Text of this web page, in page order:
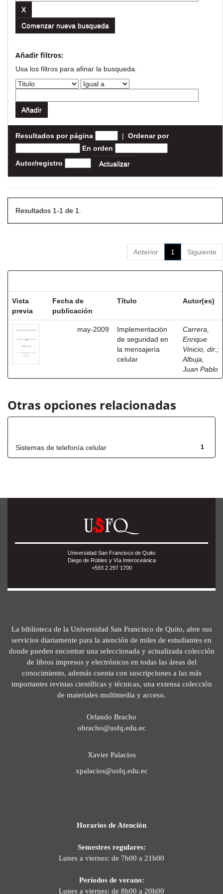
Comenzar nueva busqueda
Añadir filtros:
Usa los filtros para afinar la busqueda.
Resultados por página | Ordenar por
En orden
Autor/registro
Resultados 1-1 de 1.
Anterior 1 Siguiente
Vista
previa
Fecha de
publicación
Título Autor(es)
may-2009
Implementación
de seguridad en
la mensajería
celular
Carrera,
Enrique
Vinicio, dir. ;
Albuja,
Juan Pablo
Otras opciones relacionadas
1
Sistemas de telefonía celular
Universidad San Francisco de Quito
Diego de Robles y Vía Interoceánica
+593 2 297 1700
La biblioteca de la Universidad San Francisco de Quito, abre sus
servicios diariamente para la atención de miles de estudiantes en
donde pueden encontrar una seleccionada y actualizada colección
de libros impresos y electrónicos en todas las áreas del
conocimiento, además cuenta con suscripciones a las más
importantes revistas científicas y técnicas, una extensa colección
de materiales multimedia y acceso.
Orlando Bracho
obracho@usfq.edu.ec
Xavier Palacios
xpalacios@usfq.edu.ec
Horarios de Atención
Semestres regulares:
Lunes a viernes: de 7h00 a 21h00
Períodos de verano:
Lunes a viernes: de 8h00 a 20h00